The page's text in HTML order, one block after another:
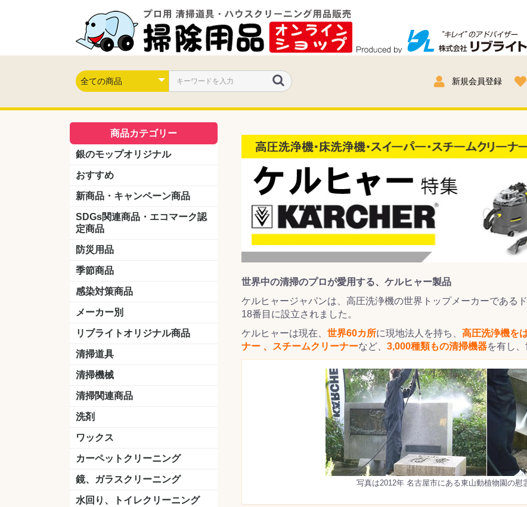
新規会員登録
商品カテゴリー
銀のモップオリジナル
おすすめ
新商品・キャンペーン商品
キャンペーン商品
新製品
SDGs関連商品・エコマーク認
定商品
防災用品
季節商品
感染対策商品
おう吐物
除菌洗剤
うがい薬
マスク
手洗い石鹸
手指消毒
手袋
メーカー別
クオリティ
ニイタカ
シーバイエス 樹脂ワックス(一般製品)
下地剤
ドライメンテナンス用樹
脂仕上げ剤
水性・半樹脂製品
油性ワックス
特殊用途製品
ニュートラ フロアケアシ
ステム
天然石材用・テラゾー・
コンクリート用
木床用ワックス
床用クリーナー
剥離剤
植物油用クリーナー
鉱物油用クリーナー
その他
リンレイ
ペンギンワックス 樹脂ワックス
水性・半樹脂製品
下地剤
特殊用途製品
ドライメンテナンス用樹
脂ワックス
クリーナー製品
ハクリ剤
石材床用商品
木床用商品
日常管理商品
横浜油脂工業
ミッケル化学（旧：スイショウ
ユシロ化学
コニシ
つやげん
ダイカ商事
スリーエムジャパン
山崎産業
テラモト
セイワ
エトレー
ラバーメイド
ジャパックス
日本サニパック
ケルヒャー
マキタ
ショーワグローブ
花王
サラヤ
アルボース
コスケム
ミヤキ
紺商
信徳ポミー
リブライトオリジナル商品
LLオレンジクリーナー
LL油脂専用クリーナー
LLワックスモップ
LL-21
マーベラスiL
清掃道具
ほうき
ちりとり
モップ及び関連品
モップ
ハードフロア用ダストモップ
テラモト
その他
清掃機械
掃除機
アップライトバキューム
高圧洗浄機
吸水機
カーペット用マシン
送風機
ポリッシャー
ポリッシャー・自動床洗浄機用
掃除機用紙パック
その他
清掃関連商品
ダストカート
台車
移動式バレット
脚立
モップハンガー
サインボード
光沢計
カーペット汚染度計
洗剤
床用表面洗浄剤
ハクリ剤
厨房用
工場用
石材用
サビ用
木材用
タイル用
外壁用
壁面用
手あか用
病院用
除菌用
ワックス
樹脂ワックス
半樹脂ワックス
フローリング用
病院用ワックス
中性ワックス
石材用
木床用
その他
カーペットクリーニング
洗剤
ブラシ
パット
その他
鏡、ガラスクリーニング
ガラスワイパー
シャンパー(ウオッシャー)
ガラススクイジー
ケレン
ツールホルダー
洗剤 うろこ取り
天井・高所作業
水回り、トイレクリーニング
世界中の清掃のプロが愛用する、ケルヒャー製品
ケルヒャージャパンは、高圧洗浄機の世界トップメーカーである
18番目に設立されました。
ケルヒャーは現在、 世界60カ所に現地法人を持ち、 高圧洗浄機を
ナー 、スチームクリーナーなど、 3,000種類もの清掃機器を有し、
写真は2012年 名古屋市にある東山動植物園の慰